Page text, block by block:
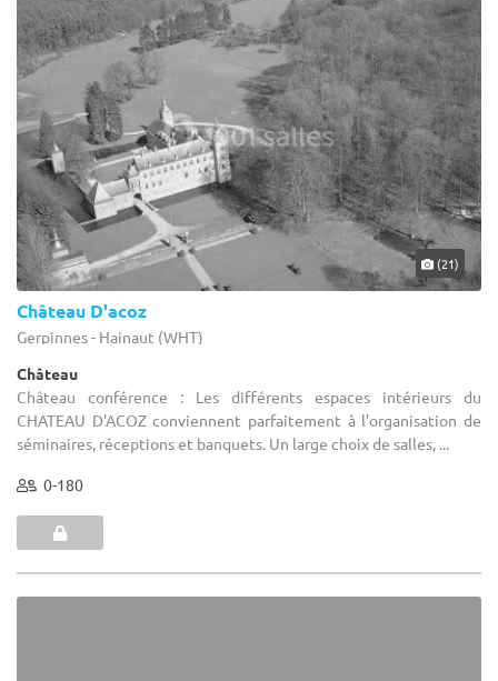
(21)
Château D'acoz
Gerpinnes - Hainaut (WHT)
Château
Château conférence : Les différents espaces intérieurs du
CHATEAU D'ACOZ conviennent parfaitement à l’organisation de
séminaires, réceptions et banquets. Un large choix de salles, ...
0-180